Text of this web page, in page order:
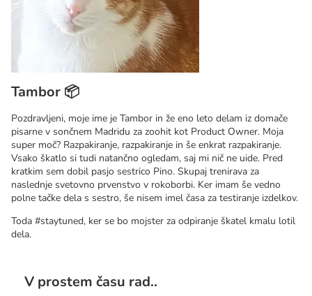
Tambor 📦
Pozdravljeni, moje ime je Tambor in že eno leto delam iz domače
pisarne v sončnem Madridu za zoohit kot Product Owner. Moja
super moč? Razpakiranje, razpakiranje in še enkrat razpakiranje.
Vsako škatlo si tudi natančno ogledam, saj mi nič ne uide. Pred
kratkim sem dobil pasjo sestrico Pino. Skupaj trenirava za
naslednje svetovno prvenstvo v rokoborbi. Ker imam še vedno
polne tačke dela s sestro, še nisem imel časa za testiranje izdelkov.
Toda #staytuned, ker se bo mojster za odpiranje škatel kmalu lotil
dela.
V prostem času rad..